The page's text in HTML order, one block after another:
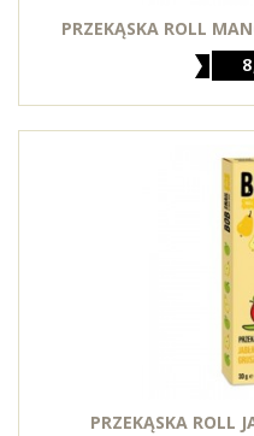
PRZEKĄSKA ROLL
PRZEKĄSKA ROLL